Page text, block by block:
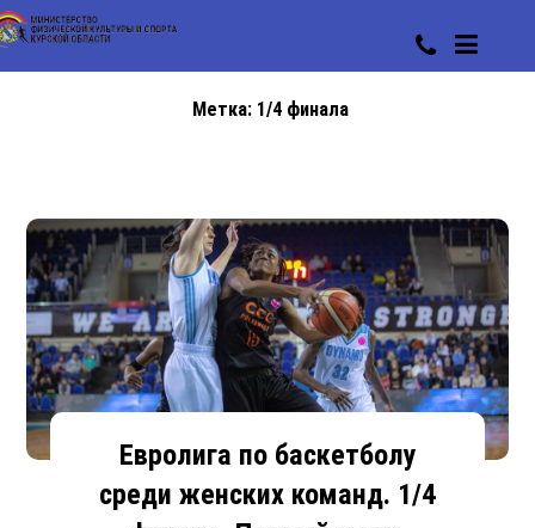
Метка: 1/4 финала
Евролига по баскетболу
среди женских команд. 1/4